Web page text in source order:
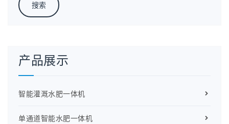
产品展示
智能灌溉水肥一体机
单通道智能水肥一体机